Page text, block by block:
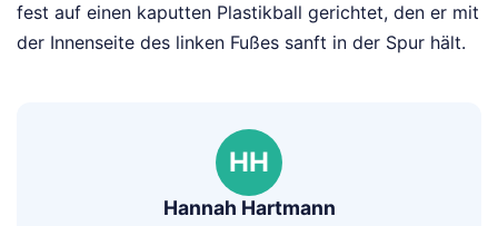
fest auf einen kaputten Plastikball gerichtet, den er mit
der Innenseite des linken Fußes sanft in der Spur hält.
HH
Hannah Hartmann